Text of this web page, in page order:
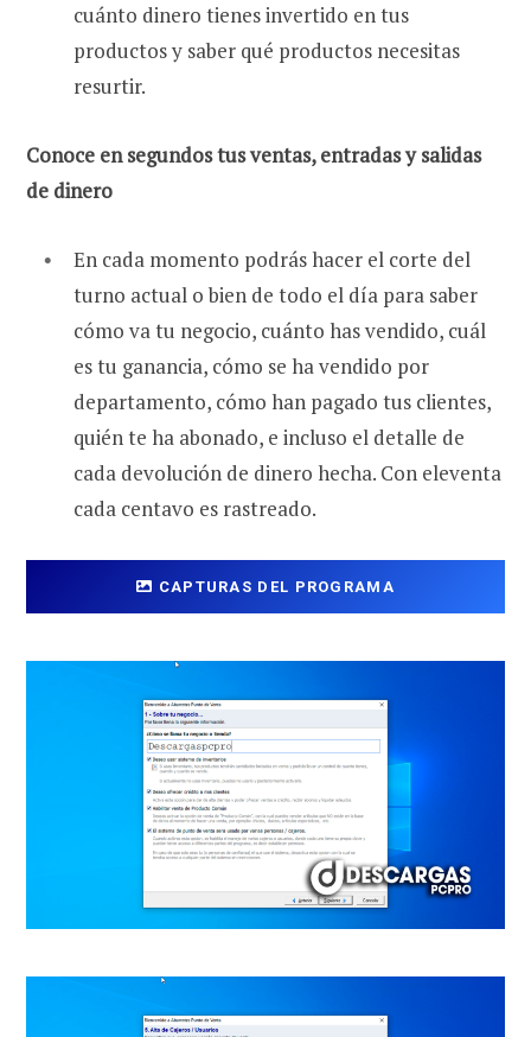
cuánto dinero tienes invertido en tus
productos y saber qué productos necesitas
resurtir.
Conoce en segundos tus ventas, entradas y salidas
de dinero
En cada momento podrás hacer el corte del
turno actual o bien de todo el día para saber
cómo va tu negocio, cuánto has vendido, cuál
es tu ganancia, cómo se ha vendido por
departamento, cómo han pagado tus clientes,
quién te ha abonado, e incluso el detalle de
cada devolución de dinero hecha. Con eleventa
cada centavo es rastreado.
CAPTURAS DEL PROGRAMA